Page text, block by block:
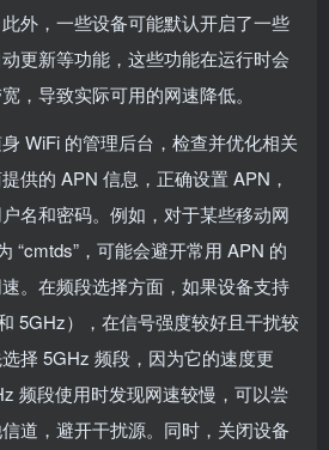
外，一些设备可能默认开启了一些
更新等功能，这些功能在运行时会
，导致实际可用的网速降低。
WiFi 的管理后台，检查并优化相关
供的 APN 信息，正确设置 APN，
名和密码。例如，对于某些移动网
“cmtds”，可能会避开常用 APN 的
。在频段选择方面，如果设备支持
5GHz），在信号强度较好且干扰较
择 5GHz 频段，因为它的速度更
频段使用时发现网速较慢，可以尝
道，避开干扰源。同时，关闭设备